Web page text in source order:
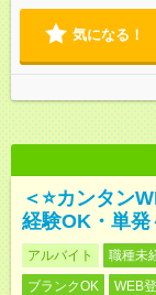
気になる！
＜⭐カンタン
経験OK・単発
アルバイト 職種未
ブランクOK
WEB